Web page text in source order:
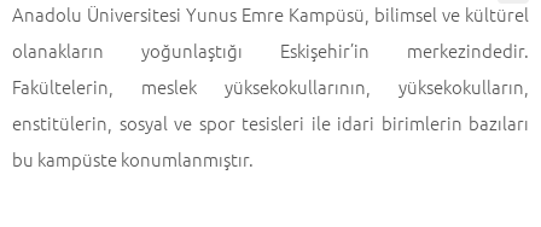
Anadolu Üniversitesi Yunus Emre Kampüsü, bilimsel ve kültürel
olanakların yoğunlaştığı Eskişehir’in merkezindedir.
Fakültelerin, meslek yüksekokullarının, yüksekokulların,
enstitülerin, sosyal ve spor tesisleri ile idari birimlerin bazıları
bu kampüste konumlanmıştır.